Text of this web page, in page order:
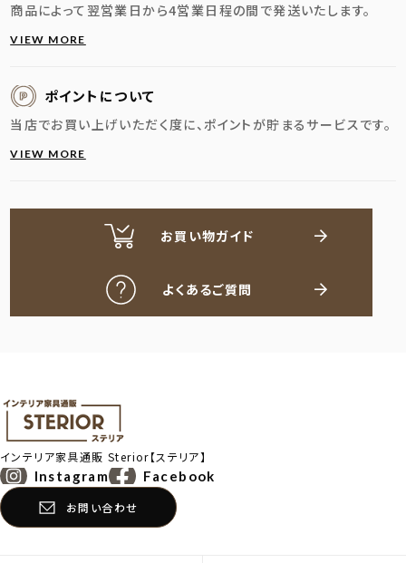
商品によって翌営業日から4営業日程の間で発送いたします。
VIEW MORE
ポイントについて
当店でお買い上げいただく度に、ポイントが貯まるサービスです。
VIEW MORE
お買い物ガイド
よくあるご質問
インテリア家具通販Sterior【ステリア】
Instagram Facebook
お問い合わせ